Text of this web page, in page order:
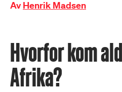
AvHenrik Madsen
Hvorfor kom
Afrika?